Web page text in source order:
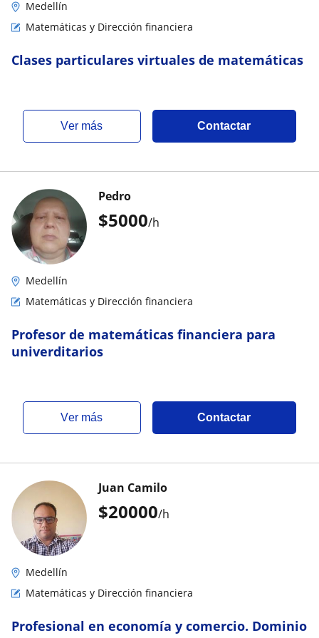
Medellín
Matemáticas y Dirección financiera
Clases particulares virtuales de matemáticas
ver más Contactar
$5000/h
Pedro
Medellín
Matemáticas y Dirección financiera
Profesor de matemáticas financiera para
univerditarios
ver más Contactar
$20000/h
Juan Camilo
Medellín
Matemáticas y Dirección financiera
Profesional en economía y comercio. Dominio